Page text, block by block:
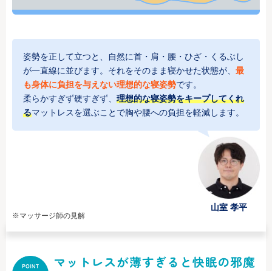
山室 孝平
姿勢を正して立つと、自然に首・肩・腰・ひざ・くるぶし
が一直線に並びます。それをそのまま寝かせた状態が、 最
も身体に負担を与えない理想的な寝姿勢です。
柔らかすぎず硬すぎず、 理想的な寝姿勢をキープしてくれ
るマットレスを選ぶことで胸や腰への負担を軽減します。
※マッサージ師の見解